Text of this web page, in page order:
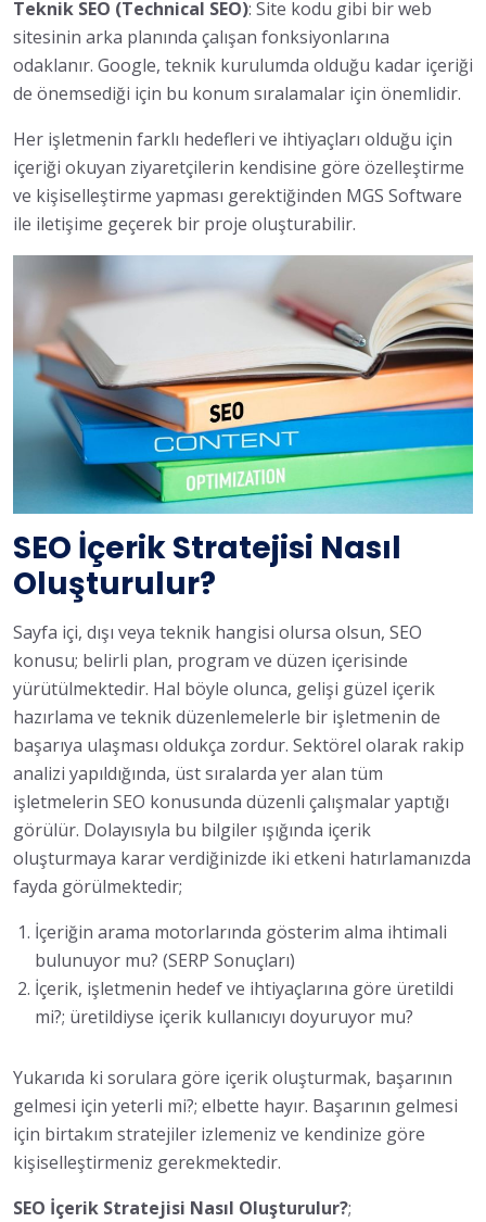
Teknik SEO (Technical SEO): Site kodu gibi bir web
sitesinin arka planında çalışan fonksiyonlarına
odaklanır. Google, teknik kurulumda olduğu kadar içeriği
de önemsediği için bu konum sıralamalar için önemlidir.
Her işletmenin farklı hedefleri ve ihtiyaçları olduğu için
içeriği okuyan ziyaretçilerin kendisine göre özelleştirme
ve kişiselleştirme yapması gerektiğinden MGS Software
ile iletişime geçerek bir proje oluşturabilir.
SEO İçerik Stratejisi Nasıl
Oluşturulur?
Sayfa içi, dışı veya teknik hangisi olursa olsun, SEO
konusu; belirli plan, program ve düzen içerisinde
yürütülmektedir. Hal böyle olunca, gelişi güzel içerik
hazırlama ve teknik düzenlemelerle bir işletmenin de
başarıya ulaşması oldukça zordur. Sektörel olarak rakip
analizi yapıldığında, üst sıralarda yer alan tüm
işletmelerin SEO konusunda düzenli çalışmalar yaptığı
görülür. Dolayısıyla bu bilgiler ışığında içerik
oluşturmaya karar verdiğinizde iki etkeni hatırlamanızda
fayda görülmektedir;
İçeriğin arama motorlarında gösterim alma ihtimali
bulunuyor mu? (SERP Sonuçları)
İçerik, işletmenin hedef ve ihtiyaçlarına göre üretildi
mi?; üretildiyse içerik kullanıcıyı doyuruyor mu?
Yukarıda ki sorulara göre içerik oluşturmak, başarının
gelmesi için yeterli mi?; elbette hayır. Başarının gelmesi
için birtakım stratejiler izlemeniz ve kendinize göre
kişiselleştirmeniz gerekmektedir.
SEO İçerik Stratejisi Nasıl Oluşturulur?;